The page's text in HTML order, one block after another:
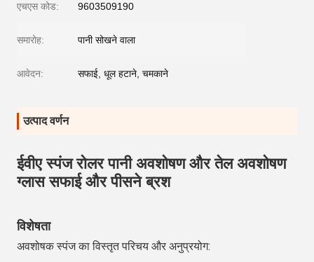
एचएस कोड: 9603509190
समारोह: पानी सोखने वाला
आवेदन: सफाई, धूल हटाने, चमकाने
उत्पाद वर्णन
ईवीए स्पंज रोलर पानी अवशोषण और तेल अवशोषण
ग्लास सफाई और पीसने ब्रश
विशेषता
अवशोषक स्पंज का विस्तृत परिचय और अनुप्रयोग: